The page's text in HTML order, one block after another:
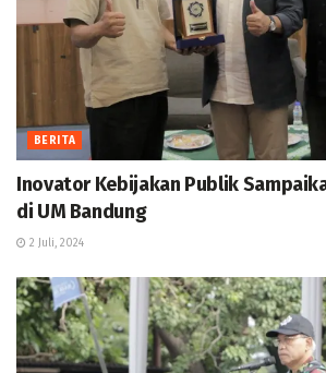
BERITA
Inovator Kebijakan Publik
di UM Bandung
2 Juli, 2024